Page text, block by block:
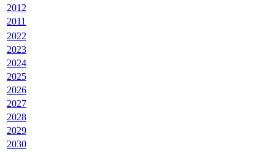
2012
2011
2022
2023
2024
2025
2026
2027
2028
2029
2030